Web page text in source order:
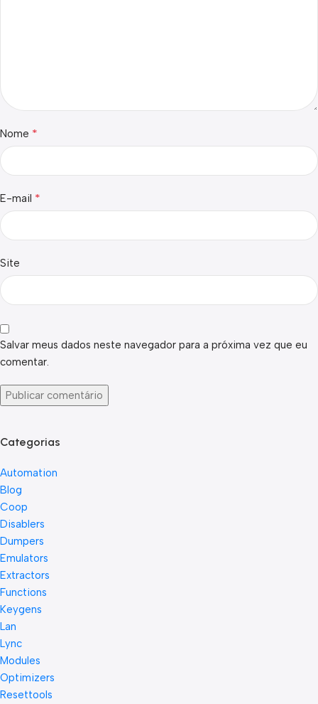
Nome *
E-mail *
Site
Salvar meus dados neste navegador para a próxima vez que eu
comentar.
Categorias
Automation
Blog
Coop
Disablers
Dumpers
Emulators
Extractors
Functions
Keygens
Lan
Lync
Modules
Optimizers
Resettools